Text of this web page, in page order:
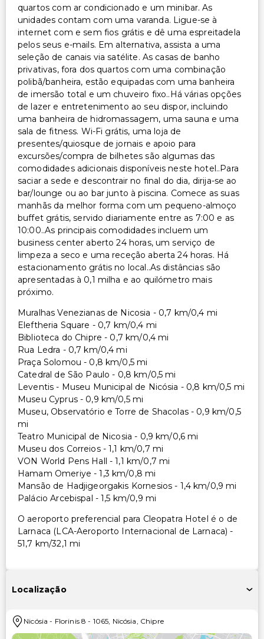
Outros serviços
Cofre na recepção
Equipa multilíngue
Salva-vidas no local
Serviço de lavanderia
Serviço de lavanderia/lavagem a seco
quartos com ar condicionado e um minibar. As
unidades contam com uma varanda. Ligue-se à
internet com e sem fios grátis e dê uma espreitadela
pelos seus e-mails. Em alternativa, assista a uma
seleção de canais via satélite. As casas de banho
privativas, fora dos quartos com uma combinação
polibã/banheira, estão equipadas com uma banheira
de imersão total e um chuveiro fixo..Há várias opções
de lazer e entretenimento ao seu dispor, incluindo
uma banheira de hidromassagem, uma sauna e uma
sala de fitness. Wi-Fi grátis, uma loja de
presentes/quiosque de jornais e apoio para
excursões/compra de bilhetes são algumas das
comodidades adicionais disponíveis neste hotel..Para
saciar a sede e descontrair no final do dia, dirija-se ao
bar/lounge ou ao bar junto à piscina. Comece as suas
manhãs da melhor forma com um pequeno-almoço
buffet grátis, servido diariamente entre as 7:00 e as
10:00..As principais comodidades incluem um
business center aberto 24 horas, um serviço de
limpeza a seco e uma receção aberta 24 horas. Há
estacionamento grátis no local..As distâncias são
apresentadas à 0,1 milha e ao quilómetro mais
próximo.
Muralhas Venezianas de Nicosia - 0,7 km/0,4 mi
Eleftheria Square - 0,7 km/0,4 mi
Biblioteca do Chipre - 0,7 km/0,4 mi
Rua Ledra - 0,7 km/0,4 mi
Praça Solomou - 0,8 km/0,5 mi
Catedral de São Paulo - 0,8 km/0,5 mi
Leventis - Museu Municipal de Nicósia - 0,8 km/0,5 mi
Museu Cyprus - 0,9 km/0,5 mi
Museu, Observatório e Torre de Shacolas - 0,9 km/0,5
mi
Teatro Municipal de Nicosia - 0,9 km/0,6 mi
Museu dos Correios - 1,1 km/0,7 mi
VON World Pens Hall - 1,1 km/0,7 mi
Hamam Omeriye - 1,3 km/0,8 mi
Mansão de Hadjigeorgakis Kornesios - 1,4 km/0,9 mi
Palácio Arcebispal - 1,5 km/0,9 mi
O aeroporto preferencial para Cleopatra Hotel é o de
Larnaca (LCA-Aeroporto Internacional de Larnaca) -
51,7 km/32,1 mi
Localização
Nicósia - Florinis 8 - 1065 Nicósia Chipre